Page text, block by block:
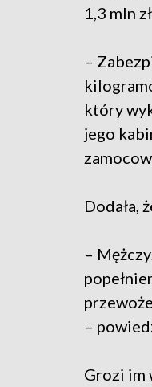
1,3 mln
–
który
jego
Dodała,
–
–
Grozi im